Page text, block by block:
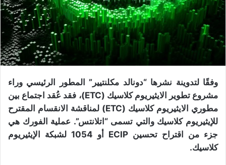
وفقًا لتدوينة نشرها “دونالد مكلنتيير” المطور الرئيسي وراء
مشروع تطوير الايثيريوم كلاسيك (ETC)، فقد عُقد اجتماع بين
مطوري الايثيريوم كلاسيك (ETC) لمناقشة الانقسام المقترح
للإيثيريوم كلاسيك والتي تسمى “اتلانتس”. عملية الفورك هي
جزء من اقتراح تحسين ECIP أو 1054 لشبكة الإيثيريوم
كلاسيك.